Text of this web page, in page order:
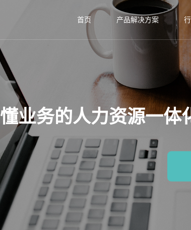
首页 产品解决方案
懂业务的人力资源一体